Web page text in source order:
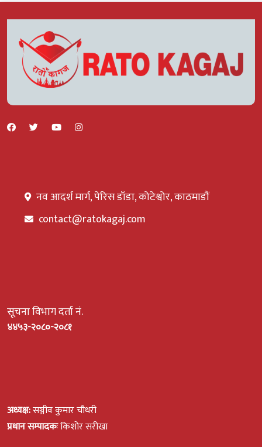
नव आदर्श मार्ग, पेरिस डाँडा, कोटेश्वोर, काठमाडौं
contact@ratokagaj.com
सूचना विभाग दर्ता नं.
४४५३-२०८०-२०८१
अध्यक्ष:सञ्जीव कुमार चौधरी
प्रधान सम्पादकःकिशोर सरीखा